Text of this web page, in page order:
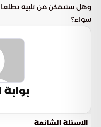
وهل ستتمكن من تلبية
سواء؟
الاسئلة الشائعة